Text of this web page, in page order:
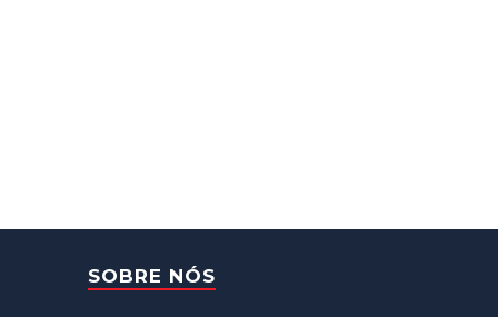
SOBRE NÓS